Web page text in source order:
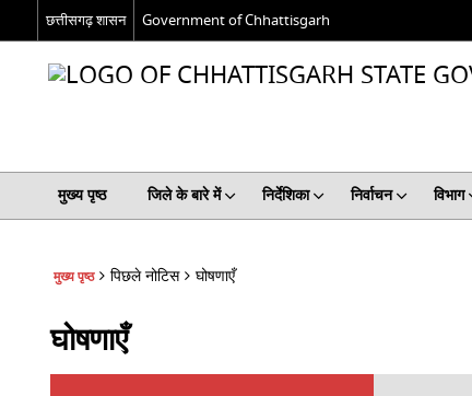
छत्तीसगढ़ शासन Government of Chhattisgarh
मुख्य पृष्ठ जिले के बारे में निर्देशिका निर्वाचन विभाग
मुख्य पृष्ठ पिछले नोटिस घोषणाएँ
घोषणाएँ